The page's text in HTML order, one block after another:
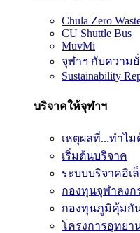
Chula Zero
CU Shuttle Bus
MuvMi
จุฬาฯ กับความ
Sustainability
บริจาคให้จุฬาฯ
เหตุผลที่...ทำไ
เริ่มต้นบริจาค
ระบบบริจาคอิเ
กองทุนจุฬาลง
กองทุนภูมิคุ้มกั
โครงการอุทยา